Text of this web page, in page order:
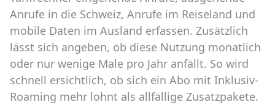
Anrufe in die Schweiz, Anrufe im Reiseland und
mobile Daten im Ausland erfassen. Zusätzlich
lässt sich angeben, ob diese Nutzung monatlich
oder nur wenige Male pro Jahr anfällt. So wird
schnell ersichtlich, ob sich ein Abo mit Inklusiv-
Roaming mehr lohnt als allfällige Zusatzpakete.